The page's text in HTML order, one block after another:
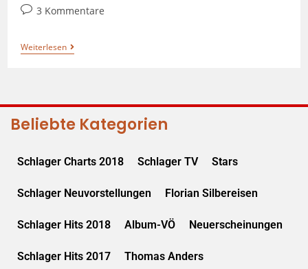
3 Kommentare
Weiterlesen
Beliebte Kategorien
Schlager Charts 2018 Schlager TV Stars
Schlager Neuvorstellungen Florian Silbereisen
Schlager Hits 2018 Album-VÖ Neuerscheinungen
Schlager Hits 2017 Thomas Anders